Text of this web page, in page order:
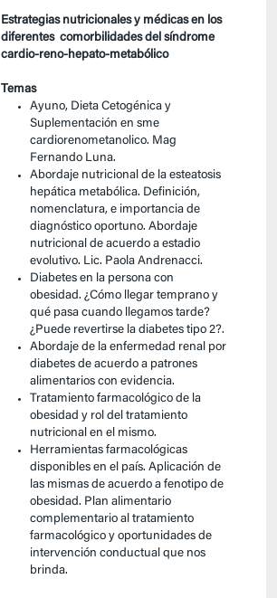
Estrategias nutricionales y médicas en los
diferentes comorbilidades del síndrome
cardio-reno-hepato-metabólico
Temas
Ayuno, Dieta Cetogénica y
Suplementación en sme
cardiorenometanolico. Mag
Fernando Luna.
Abordaje nutricional de la esteatosis
hepática metabólica. Definición,
nomenclatura, e importancia de
diagnóstico oportuno. Abordaje
nutricional de acuerdo a estadio
evolutivo. Lic. Paola Andrenacci.
Diabetes en la persona con
obesidad. ¿Cómo llegar temprano y
qué pasa cuando llegamos tarde?
¿Puede revertirse la diabetes tipo 2?.
Abordaje de la enfermedad renal por
diabetes de acuerdo a patrones
alimentarios con evidencia.
Tratamiento farmacológico de la
obesidad y rol del tratamiento
nutricional en el mismo.
Herramientas farmacológicas
disponibles en el país. Aplicación de
las mismas de acuerdo a fenotipo de
obesidad. Plan alimentario
complementario al tratamiento
farmacológico y oportunidades de
intervención conductual que nos
brinda.